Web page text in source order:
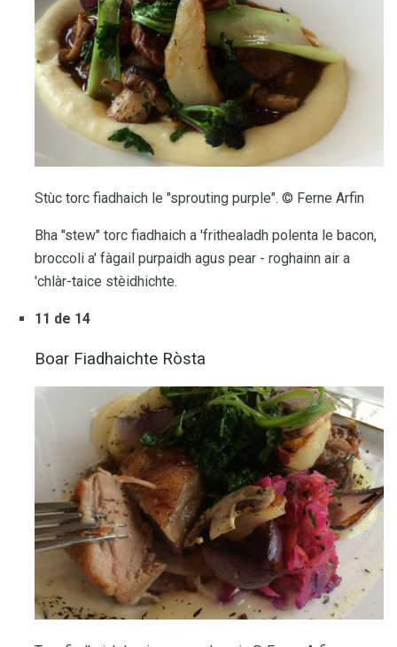
Stùc torc fiadhaich le "sprouting purple". © Ferne Arfin
Bha "stew" torc fiadhaich a 'frithealadh polenta le bacon,
broccoli a' fàgail purpaidh agus pear - roghainn air a
'chlàr-taice stèidhichte.
11 de 14
Boar Fiadhaichte Ròsta